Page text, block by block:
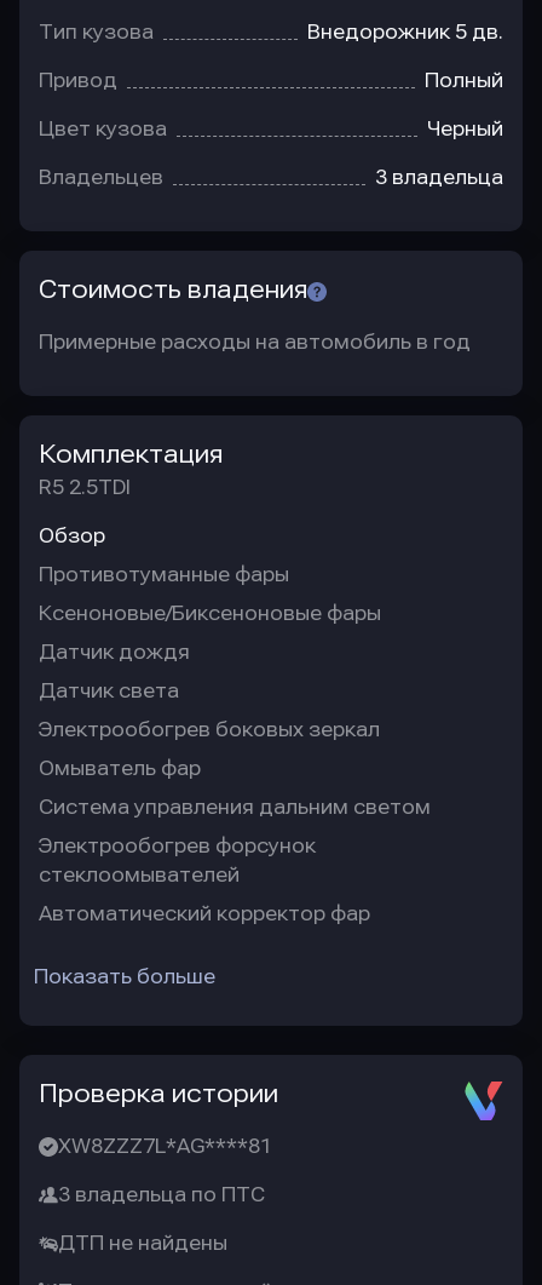
Тип кузова Внедорожник 5 дв.
Привод Полный
Цвет кузова Черный
Владельцев 3 владельца
Стоимость владения
Примерные расходы на автомобиль в год
Комплектация
R5 2.5TDI
Обзор
Противотуманные фары
Ксеноновые/Биксеноновые фары
Датчик дождя
Датчик света
Электрообогрев боковых зеркал
Омыватель фар
Система управления дальним светом
Электрообогрев форсунок
стеклоомывателей
Автоматический корректор фар
Показать больше
Проверка истории
XW8ZZZ7L*AG****81
3 владельца по ПТС
ДТП не найдены